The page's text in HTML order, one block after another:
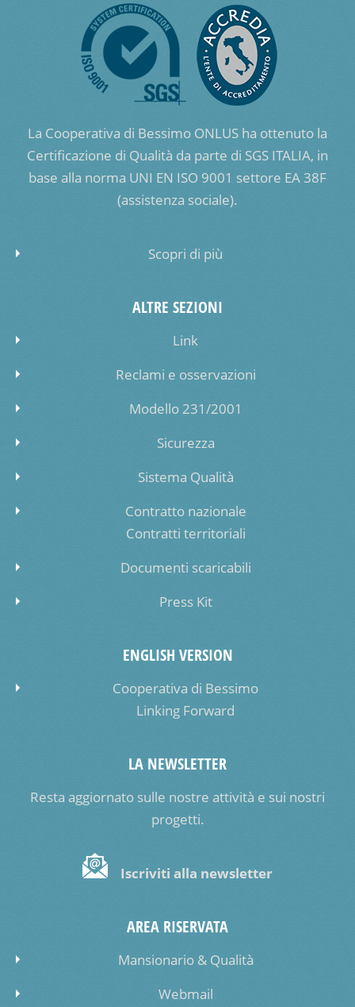
La Cooperativa di Bessimo ONLUS ha ottenuto la
Certificazione di Qualità da parte di SGS ITALIA, in
base alla norma UNI EN ISO 9001 settore EA 38F
(assistenza sociale).
Scopri di più
ALTRE SEZIONI
Link
Reclami e osservazioni
Modello 231/2001
Sicurezza
Sistema Qualità
Contratto nazionale
Contratti territoriali
Documenti scaricabili
Press Kit
ENGLISH VERSION
Cooperativa di Bessimo
Linking Forward
LA NEWSLETTER
Resta aggiornato sulle nostre attività e sui nostri
progetti.
Iscriviti alla newsletter
AREA RISERVATA
Mansionario & Qualità
Webmail